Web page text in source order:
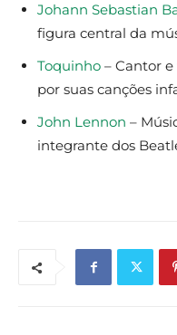
Johann Sebastian
figura central da
Toquinho – Cantor
por suas canções
John Lennon –
integrante dos